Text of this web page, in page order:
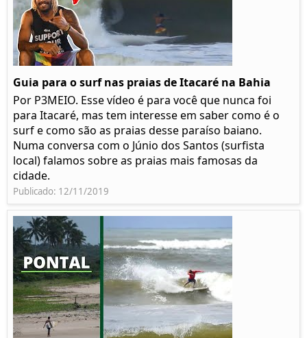
Guia para o surf nas praias de Itacaré na Bahia
Por P3MEIO. Esse vídeo é para você que nunca foi
para Itacaré, mas tem interesse em saber como é o
surf e como são as praias desse paraíso baiano.
Numa conversa com o Júnio dos Santos (surfista
local) falamos sobre as praias mais famosas da
cidade.
Publicado: 12/11/2019